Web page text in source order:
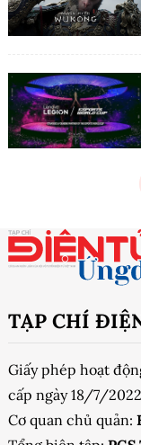
TẠP CHÍ
Giấy phép hoạt
cấp ngày 18/7/2022
Cơ quan chủ quản: